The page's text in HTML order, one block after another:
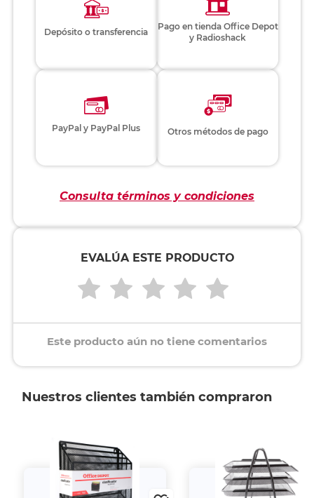
Depósito o transferencia
Pago en tienda Office Depot
y Radioshack
PayPal y PayPal Plus Otros métodos de pago
Consulta términos y condiciones
EVALÚA ESTE PRODUCTO
Este producto aún no tiene comentarios
Nuestros clientes también compraron